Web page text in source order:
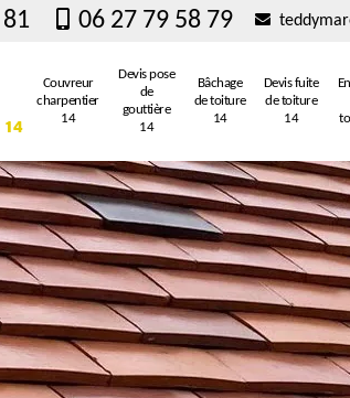
06 27 79 58 79
Couvreur
charpentier
14
Devis pose
de
gouttière
14
Bâchage
de toiture
14
Devis fuite
de toiture
14